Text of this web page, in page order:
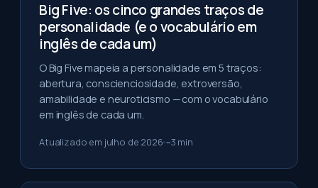
Big Five: os cinco grandes traços de
personalidade (e o vocabulário em
inglês de cada um)
O Big Five mapeia a personalidade em 5 traços:
abertura, conscienciosidade, extroversão,
amabilidade e neuroticismo — com o vocabulário
em inglês de cada um.
Atualizado em julho de 2026 ~3 min